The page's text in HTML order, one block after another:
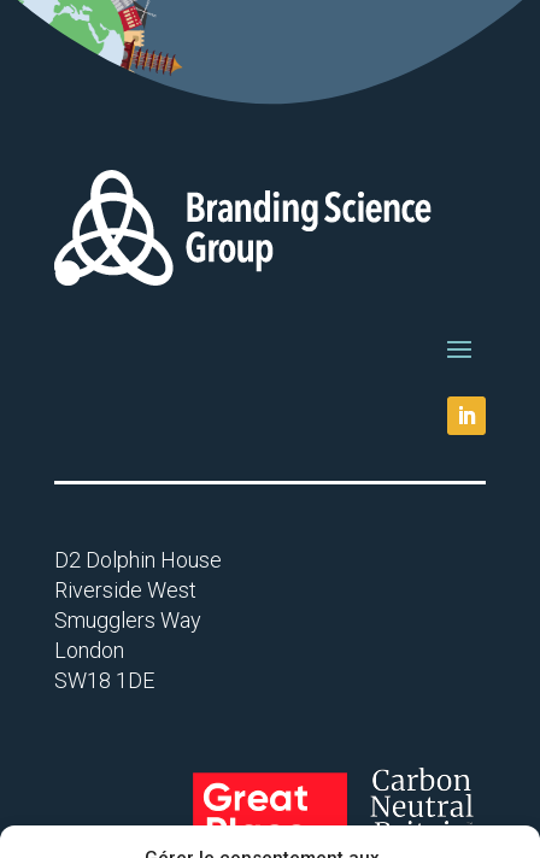
D2 Dolphin House
Riverside West
Smugglers Way
London
SW18 1DE